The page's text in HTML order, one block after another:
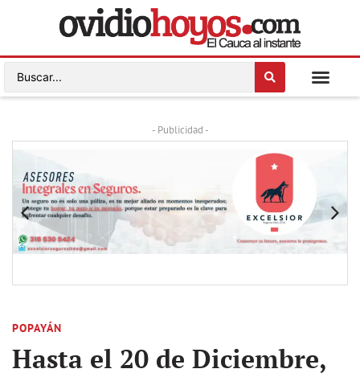
- Publicidad -
POPAYÁN
Hasta el 20 de Diciembre,